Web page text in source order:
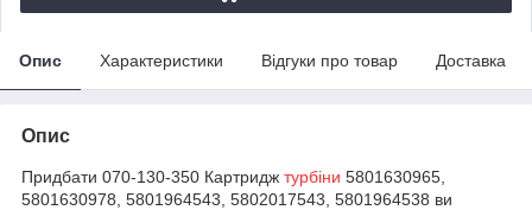
Опис Характеристики Відгуки про товар Доставка
Опис
Придбати 070-130-350 Картридж турбіни 5801630965,
5801630978, 5801964543, 5802017543, 5801964538 ви